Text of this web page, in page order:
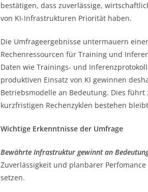
bestätigen, dass zuverlässige,
von KI-Infrastrukturen Priorität haben.
Die Umfrageergebnisse untermauern
Rechenressourcen für Training und
Daten wie Trainings- und
produktiven Einsatz von KI gewinnen
Betriebsmodelle an Bedeutung. Dies
kurzfristigen Rechenzyklen bestehen
Wichtige Erkenntnisse der Umfrage
Bewährte Infrastruktur gewinnt an
Zuverlässigkeit und planbarer
setzen.